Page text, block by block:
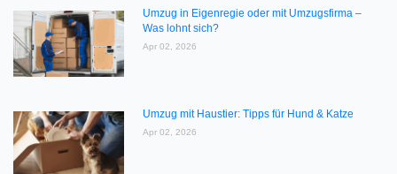
Umzug in Eigenregie oder mit Umzugsfirma –
Was lohnt sich?
Apr 02, 2026
Umzug mit Haustier: Tipps für Hund & Katze
Apr 02, 2026